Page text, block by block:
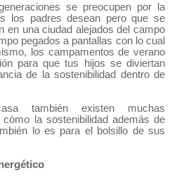
se preocupen por la
los padres desean pero que se
en una ciudad alejados del campo
pegados a pantallas con lo cual
los campamentos de verano
para que tus hijos se diviertan
de la sostenibilidad dentro de
también existen muchas
la sostenibilidad además de
lo es para el bolsillo de sus